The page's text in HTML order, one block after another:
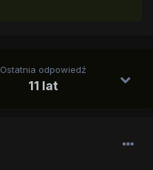
Ostatnia odpowiedź
11 lat